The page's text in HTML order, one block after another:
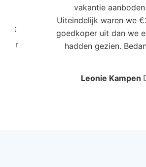
vakantie aanboden.
Uiteindelijk waren we
goedkoper uit dan we
hadden gezien.
Leonie Kampen